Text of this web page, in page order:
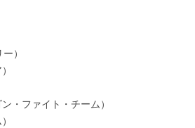
）
・ファイト・チーム）